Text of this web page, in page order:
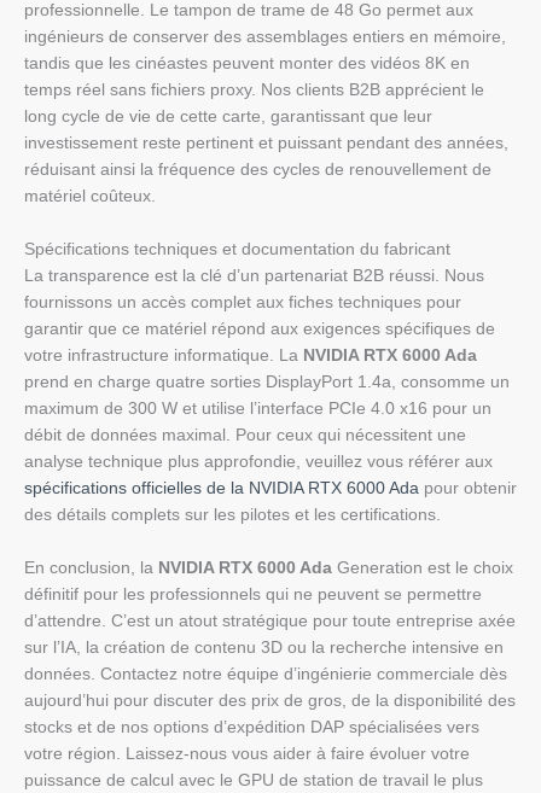
professionnelle. Le tampon de trame de 48 Go permet aux
ingénieurs de conserver des assemblages entiers en mémoire,
tandis que les cinéastes peuvent monter des vidéos 8K en
temps réel sans fichiers proxy. Nos clients B2B apprécient le
long cycle de vie de cette carte, garantissant que leur
investissement reste pertinent et puissant pendant des années,
réduisant ainsi la fréquence des cycles de renouvellement de
matériel coûteux.
Spécifications techniques et documentation du fabricant
La transparence est la clé d’un partenariat B2B réussi. Nous
fournissons un accès complet aux fiches techniques pour
garantir que ce matériel répond aux exigences spécifiques de
votre infrastructure informatique. La NVIDIA RTX 6000 Ada
prend en charge quatre sorties DisplayPort 1.4a, consomme un
maximum de 300 W et utilise l’interface PCIe 4.0 x16 pour un
débit de données maximal. Pour ceux qui nécessitent une
analyse technique plus approfondie, veuillez vous référer aux
spécifications officielles de la NVIDIA RTX 6000 Ada pour obtenir
des détails complets sur les pilotes et les certifications.
En conclusion, la NVIDIA RTX 6000 Ada Generation est le choix
définitif pour les professionnels qui ne peuvent se permettre
d’attendre. C’est un atout stratégique pour toute entreprise axée
sur l’IA, la création de contenu 3D ou la recherche intensive en
données. Contactez notre équipe d’ingénierie commerciale dès
aujourd’hui pour discuter des prix de gros, de la disponibilité des
stocks et de nos options d’expédition DAP spécialisées vers
votre région. Laissez-nous vous aider à faire évoluer votre
puissance de calcul avec le GPU de station de travail le plus